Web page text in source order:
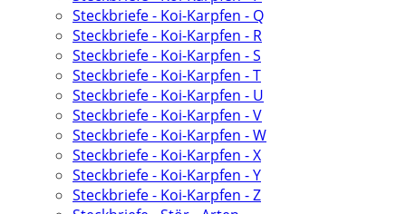
Steckbriefe - Koi-Karpfen - Q
Steckbriefe - Koi-Karpfen - R
Steckbriefe - Koi-Karpfen - S
Steckbriefe - Koi-Karpfen - T
Steckbriefe - Koi-Karpfen - U
Steckbriefe - Koi-Karpfen - V
Steckbriefe - Koi-Karpfen - W
Steckbriefe - Koi-Karpfen - X
Steckbriefe - Koi-Karpfen - Y
Steckbriefe - Koi-Karpfen - Z